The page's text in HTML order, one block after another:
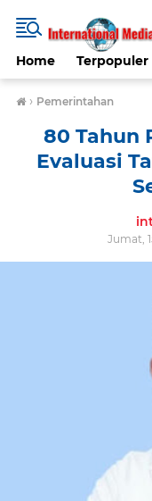
Home Terpopuler
› Pemerintahan
80 Tahun
Evaluasi
Jumat,